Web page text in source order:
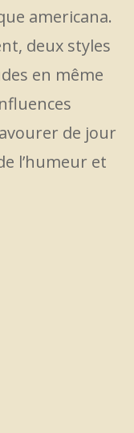
americana.
deux styles
en même
de jour
l’humeur et